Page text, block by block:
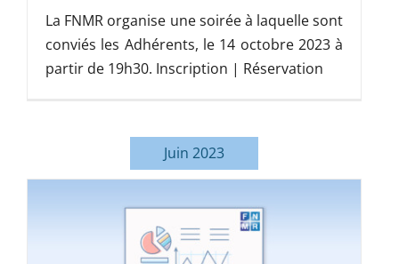
La FNMR organise une soirée à laquelle sont
conviés les Adhérents, le 14 octobre 2023 à
partir de 19h30. Inscription | Réservation
Juin 2023